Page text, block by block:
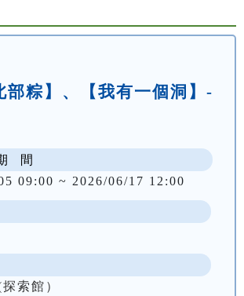
部粽】、【我有一個洞】-
間
09:00 ~ 2026/06/17 12:00
索館）